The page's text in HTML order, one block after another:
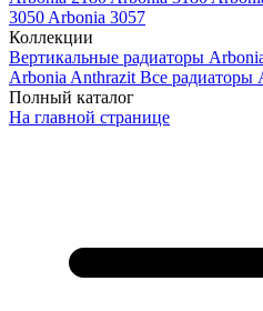
3050 Arbonia 3057
Коллекции
Вертикальные радиаторы
Arbonia Anthrazit Все радиаторы
Полный каталог
На главной странице